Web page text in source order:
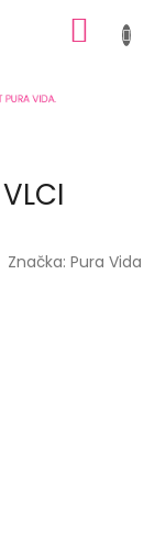
KOŠÍK
Značka:Pura Vida